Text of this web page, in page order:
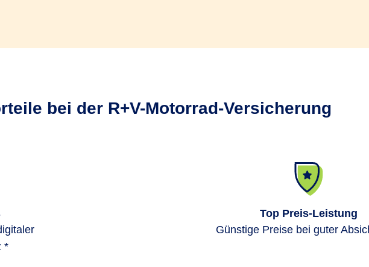
bei der R+V-Motorrad-Versicherung
*
Top Preis-Leistung
Günstige Preise bei guter